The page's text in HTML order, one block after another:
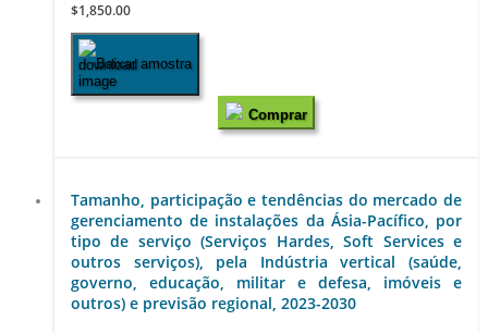
$1,850.00
Baixar amostra
Comprar
Tamanho, participação e tendências do mercado de
gerenciamento de instalações da Ásia-Pacífico, por
tipo de serviço (Serviços Hardes, Soft Services e
outros serviços), pela Indústria vertical (saúde,
governo, educação, militar e defesa, imóveis e
outros) e previsão regional, 2023-2030